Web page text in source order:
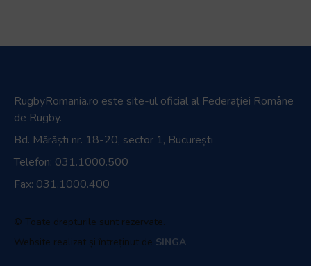
RugbyRomania.ro este site-ul oficial al Federației Române
de Rugby.
Bd. Mărăști nr. 18-20, sector 1, București
Telefon: 031.1000.500
Fax: 031.1000.400
© Toate drepturile sunt rezervate.
Website realizat și întreținut de SINGA